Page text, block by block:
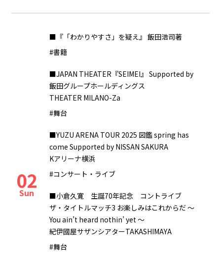
02
Sun
■『「わかりやすさ」を疑え』 飯田浩司著
#書籍
■JAPAN THEATER『SEIMEI』 Supported by
飯田グループホールディングス
THEATER MILANO-Za
#舞台
■YUZU ARENA TOUR 2025 図鑑 spring has
come Supported by NISSAN SAKURA
Kアリーナ横浜
#コンサート・ライブ
■小倉久寛 生誕70年記念 コントライブ
ザ・タイトルマッチ3 お楽しみはこれからだ ～
You ain’t heard nothin’ yet ～
紀伊國屋サザンシアターTAKASHIMAYA
#舞台